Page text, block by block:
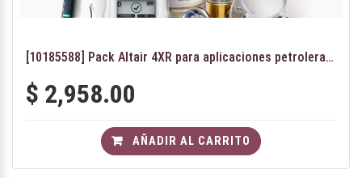
[10185588] Pack Altair 4XR para aplicaciones petroleras(H2S)
$ 2,958.00
AÑADIR AL CARRITO